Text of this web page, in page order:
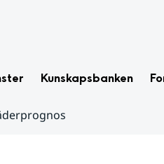
Kunskapsbanken